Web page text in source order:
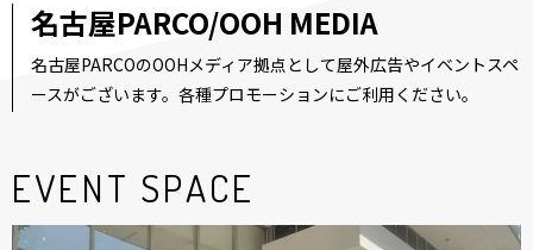
名古屋PARCO/OOH MEDIA
名古屋PARCOのOOHメディア拠点として屋外広告やイベントスペ
ースがございます。各種プロモーションにご利用ください。
EVENT SPACE